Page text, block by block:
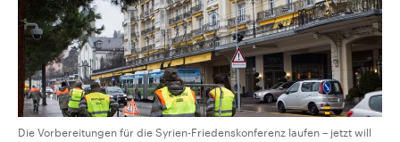
Die Vorbereitungen für die Syrien-Friedenskonferenz laufen – jetzt will